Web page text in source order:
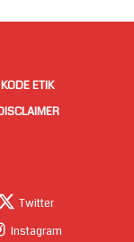
KODE ETIK
Twitter
Instagram